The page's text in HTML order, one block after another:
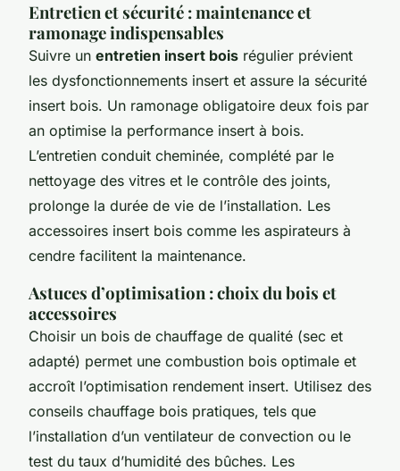
Entretien et sécurité : maintenance et
ramonage indispensables
Suivre un entretien insert bois régulier prévient
les dysfonctionnements insert et assure la sécurité
insert bois. Un ramonage obligatoire deux fois par
an optimise la performance insert à bois.
L’entretien conduit cheminée, complété par le
nettoyage des vitres et le contrôle des joints,
prolonge la durée de vie de l’installation. Les
accessoires insert bois comme les aspirateurs à
cendre facilitent la maintenance.
Astuces d’optimisation : choix du bois et
accessoires
Choisir un bois de chauffage de qualité (sec et
adapté) permet une combustion bois optimale et
accroît l’optimisation rendement insert. Utilisez des
conseils chauffage bois pratiques, tels que
l’installation d’un ventilateur de convection ou le
test du taux d’humidité des bûches. Les